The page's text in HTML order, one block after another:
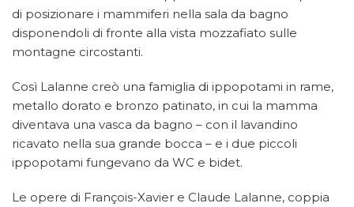
di posizionare i mammiferi nella sala da bagno
disponendoli di fronte alla vista mozzafiato sulle
montagne circostanti.
Così Lalanne creò una famiglia di ippopotami in rame,
metallo dorato e bronzo patinato, in cui la mamma
diventava una vasca da bagno – con il lavandino
ricavato nella sua grande bocca – e i due piccoli
ippopotami fungevano da WC e bidet.
Le opere di François-Xavier e Claude Lalanne, coppia